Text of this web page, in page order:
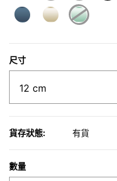
尺寸
貨存狀態: 有貨
數量